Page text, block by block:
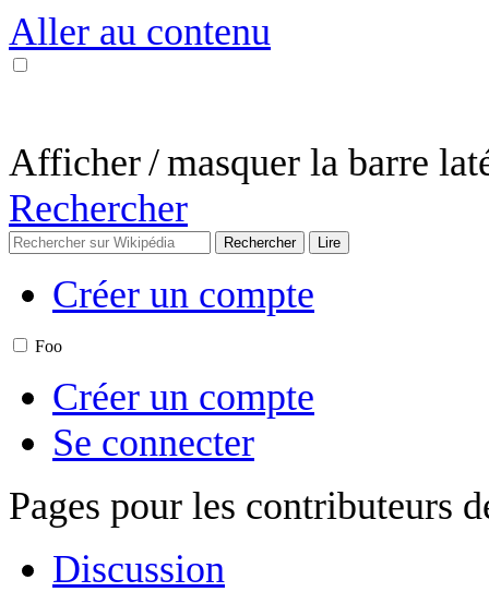
Aller au contenu
Afficher / masquer la barre
Rechercher
Créer un compte
Foo
Créer un compte
Se connecter
Pages pour les contributeurs
Discussion